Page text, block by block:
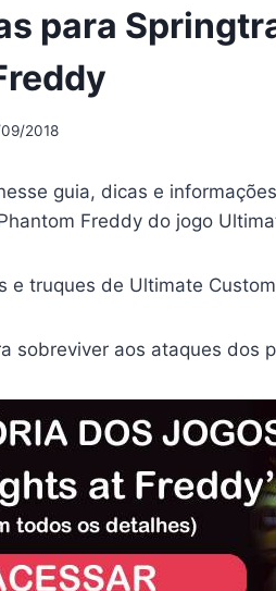
para
2018
guia, dicas e
Freddy do jogo
e truques de Ultimate
sobreviver aos ataques dos